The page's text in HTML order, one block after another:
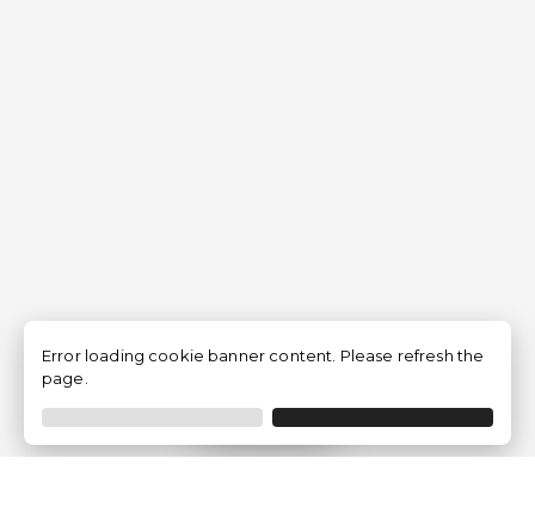
Filtrer
Error loading cookie banner content. Please refresh the
page.